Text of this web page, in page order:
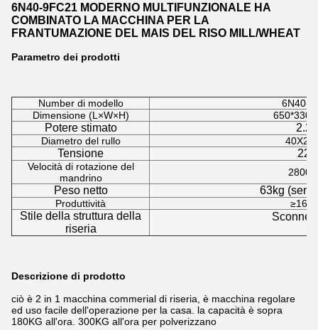
6N40-9FC21 MODERNO MULTIFUNZIONALE HA
COMBINATO LA MACCHINA PER LA
FRANTUMAZIONE DEL MAIS DEL RISO MILL/WHEAT
Parametro dei prodotti
Number di modello
6N40-
Dimensione (L×W×H)
Potere stimato
Diametro del rullo
Tensione
Velocità di rotazione del
mandrino
Peso netto 63kg
Produttività
Stile della struttura della
riseria
Descrizione di prodotto
ciò è 2 in 1 macchina commerial di riseria, è macchina regolare
ed uso facile dell'operazione per la casa. la capacità è sopra
180KG all'ora. 300KG all'ora per polverizzano